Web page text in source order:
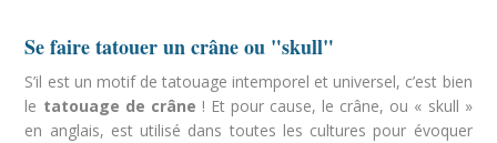
Se faire tatouer un crâne ou "skull"
S’il est un motif de tatouage intemporel et universel, c’est bien
le tatouage de crâne ! Et pour cause, le crâne, ou « skull »
en anglais, est utilisé dans toutes les cultures pour évoquer